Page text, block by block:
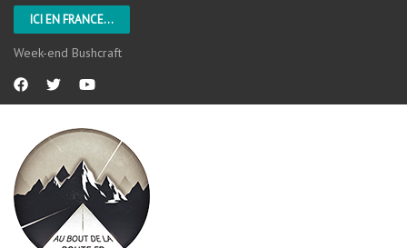
ICI EN FRANCE...
Week-end Bushcraft